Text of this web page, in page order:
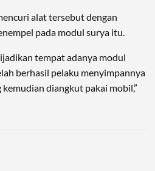
alat tersebut dengan
pada modul surya itu.
tempat adanya modul
berhasil pelaku menyimpannya
diangkut pakai mobil,”